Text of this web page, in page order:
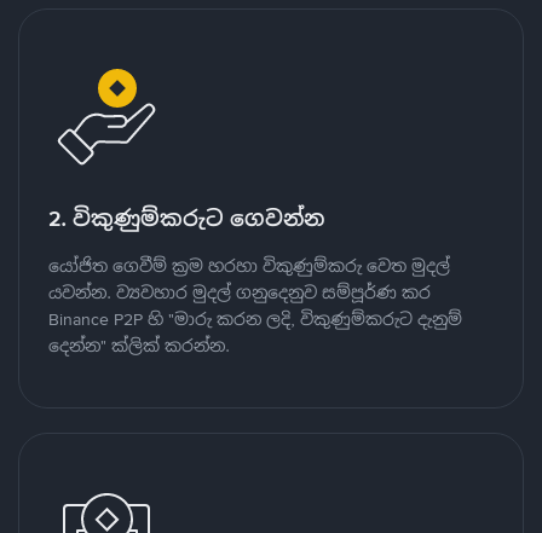
2. විකුණුම්කරුට ගෙවන්න
යෝජිත ගෙවීම් ක්‍රම හරහා විකුණුම්කරු වෙත මුදල්
යවන්න. ව්‍යවහාර මුදල් ගනුදෙනුව සම්පූර්ණ කර
Binance P2P හි "මාරු කරන ලදි, විකුණුම්කරුට දැනුම්
දෙන්න" ක්ලික් කරන්න.